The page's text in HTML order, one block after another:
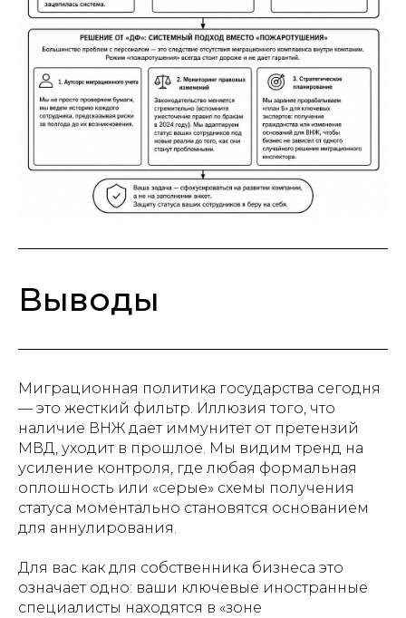
Выводы
Миграционная политика государства сегодня
— это жесткий фильтр. Иллюзия того, что
наличие ВНЖ дает иммунитет от претензий
МВД, уходит в прошлое. Мы видим тренд на
усиление контроля, где любая формальная
оплошность или «серые» схемы получения
статуса моментально становятся основанием
для аннулирования.
Для вас как для собственника бизнеса это
означает одно: ваши ключевые иностранные
специалисты находятся в «зоне